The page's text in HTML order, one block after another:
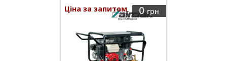
0грн
Ціна за запитом